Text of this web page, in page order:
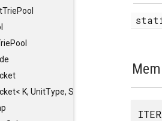
K, UnitType, SIZE >